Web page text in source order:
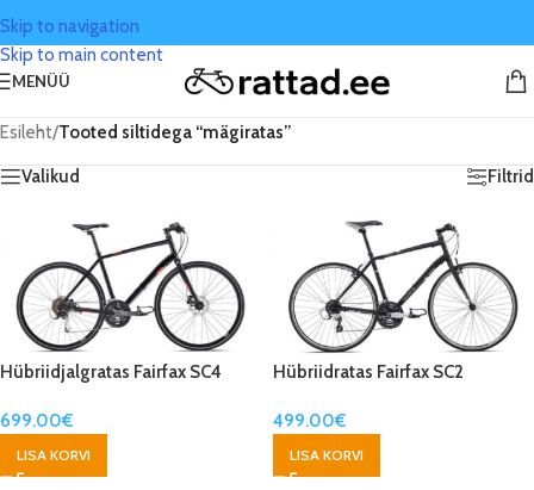
Skip to navigation
Skip to main content
MENÜÜ
Esileht/Tooted siltidega “mägiratas”
Valikud Filtrid
Hübriidjalgratas Fairfax SC4
699.00€
LISA KORVI
Hübriidratas Fairfax SC2
499.00€
LISA KORVI